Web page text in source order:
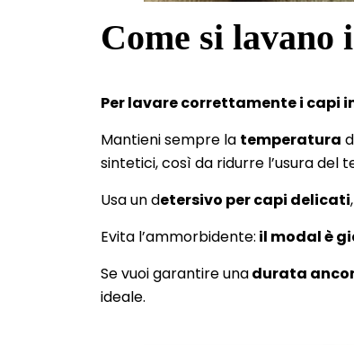
Come si
Per lavare correttamente i capi
Mantieni sempre la temperatura
sintetici, così da ridurre l’usura del
Usa un detersivo per capi delicati
Evita l’ammorbidente: il modal è
Se vuoi garantire unadurata
ideale.